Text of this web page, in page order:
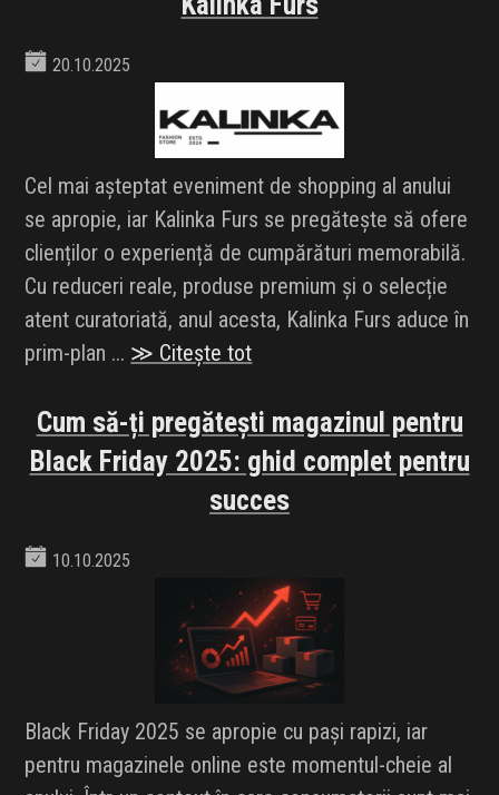
20.10.2025
Cel mai așteptat eveniment de shopping al anului
se apropie, iar Kalinka Furs se pregătește să ofere
clienților o experiență de cumpărături memorabilă.
Cu reduceri reale, produse premium și o selecție
atent curatoriată, anul acesta, Kalinka Furs aduce în
prim-plan ... ≫ Citește tot
Cum să-ți pregătești magazinul pentru
Black Friday 2025: ghid complet pentru
succes
10.10.2025
Black Friday 2025 se apropie cu pași rapizi, iar
pentru magazinele online este momentul-cheie al